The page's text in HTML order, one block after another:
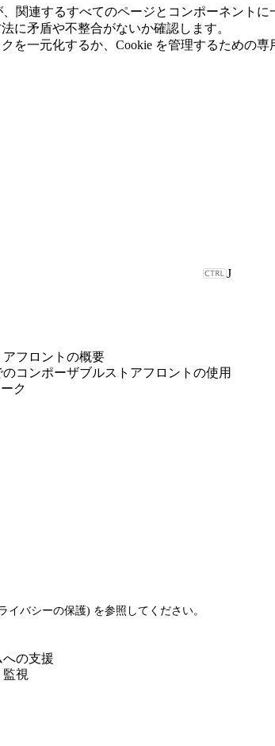
関連するすべてのページとコンポーネントに
に矛盾や不整合がないか確認します。
を一元化するか、Cookie を管理するための
J
フロントの概要
コンポーザブルストアフロントの使用
ク
イバシーの保護) を参照してください。
の支援
視